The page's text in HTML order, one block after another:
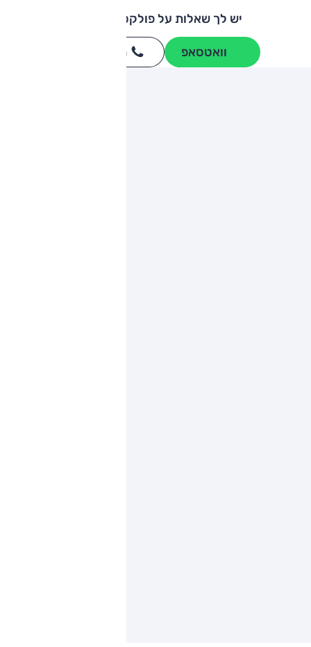
יש לך שאלות על פולקסווגן קאדי?
וואטסאפ חייגו
מותגים מתחרים